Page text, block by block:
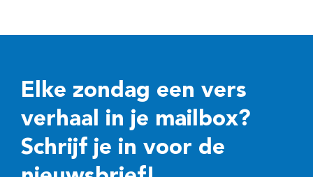
Elke zondag een vers
verhaal in je mailbox?
Schrijf je in voor de